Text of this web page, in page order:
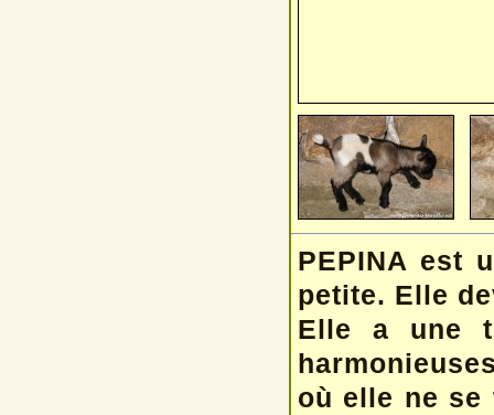
PEPINA est
petite. Elle
Elle a une
où elle ne